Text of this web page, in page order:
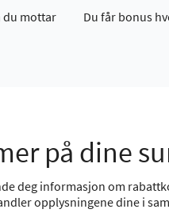
du mottar
Du får bonus
på dine
deg informasjon om
opplysningene dine i